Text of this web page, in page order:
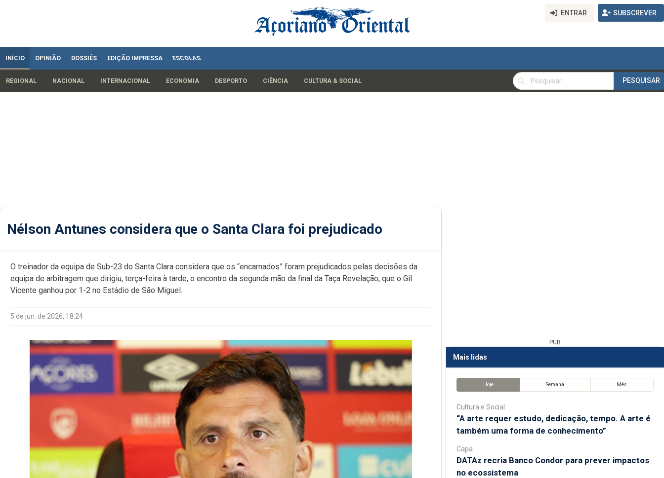
ENTRAR SUBSCREVER
INÍCIO OPINIÃO DOSSIÊS EDIÇÃO IMPRESSA ESCOLAS
REGIONAL NACIONAL INTERNACIONAL ECONOMIA DESPORTO CIÊNCIA CULTURA & SOCIAL
PESQUISAR
PESQUISAR
Nélson Antunes considera que o Santa Clara foi prejudicado
O treinador da equipa de Sub-23 do Santa Clara considera que os “encarnados” foram prejudicados pelas decisões da
equipa de arbitragem que dirigiu, terça-feira à tarde, o encontro da segunda mão da final da Taça Revelação, que o Gil
Vicente ganhou por 1-2 no Estádio de São Miguel.
5 de jun. de 2026, 18:24
PUB
Mais lidas
Hoje Semana Mês
Cultura e Social
“A arte requer estudo, dedicação, tempo. A arte é
também uma forma de conhecimento”
Capa
DATAz recria Banco Condor para prever impactos
no ecossistema